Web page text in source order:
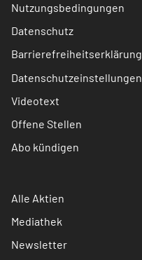
Nutzungsbedingungen
Datenschutz
Barrierefreiheitserklärung
Datenschutzeinstellungen
Videotext
Offene Stellen
Abo kündigen
Alle Aktien
Mediathek
Newsletter